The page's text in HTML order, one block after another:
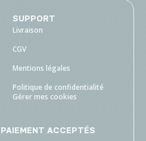
SUPPORT
Livraison
CGV
Mentions légales
Politique de confidentialité
Gérer mes cookies
ACCEPTÉS